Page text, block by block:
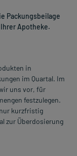
Packungsbeilage
Apotheke.
in
im Quartal. Im
uns vor, für
festzulegen.
kurzfristig
zur Überdosierung